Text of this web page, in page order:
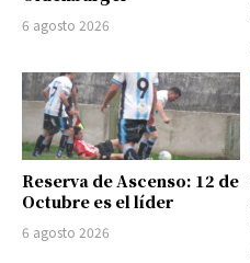
6 agosto 2026
Reserva de Ascenso: 12 de
Octubre es el líder
6 agosto 2026